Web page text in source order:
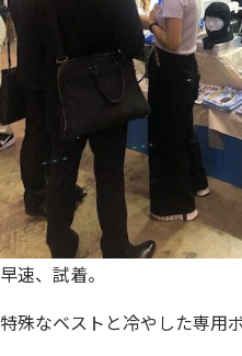
早速、試着。
特殊なベストと冷やした専用